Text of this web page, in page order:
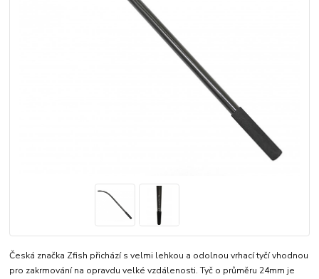
Česká značka Zfish přichází s velmi lehkou a odolnou vrhací tyčí vhodnou
pro zakrmování na opravdu velké vzdálenosti. Tyč o průměru 24mm je